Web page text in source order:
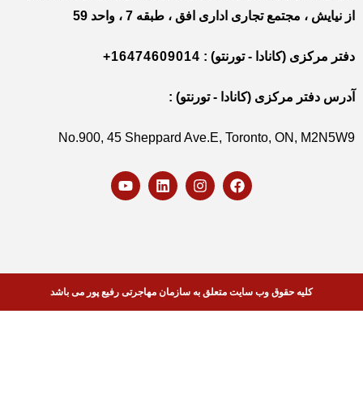
اداری افق ، طبقه 7 ، واحد 59
- تورنتو) :+16474609014
- تورنتو) :
No.900, 45 Sheppard Ave.E,
سایت متعلق به سازمان مهاجرتی رفیع پور می باشد